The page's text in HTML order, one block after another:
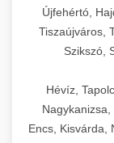
Újfehértó,
Tiszaújváros,
Szikszó,
Hévíz,
Encs, Kisvárda,